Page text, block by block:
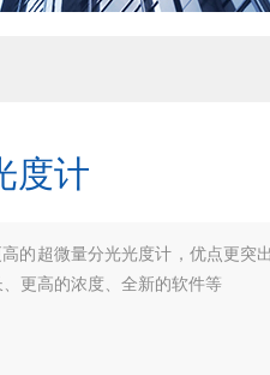
度计
的超微量分光光度计，优点更突
更高的浓度、全新的软件等